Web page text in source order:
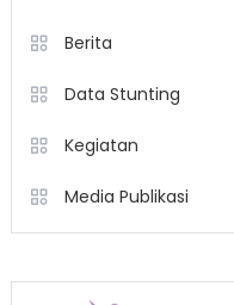
Berita
Data Stunting
Kegiatan
Media Publikasi